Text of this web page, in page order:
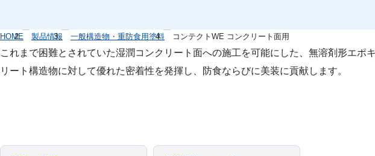
HOME 製品情報 一般構造物・重防食用塗料 コンテクトWE コンクリート面用
これまで困難とされていた湿潤コンクリート面への施工を可能にした、無溶剤形エ
リート構造物に対して優れた密着性を発揮し、防食ならびに美装に貢献します。